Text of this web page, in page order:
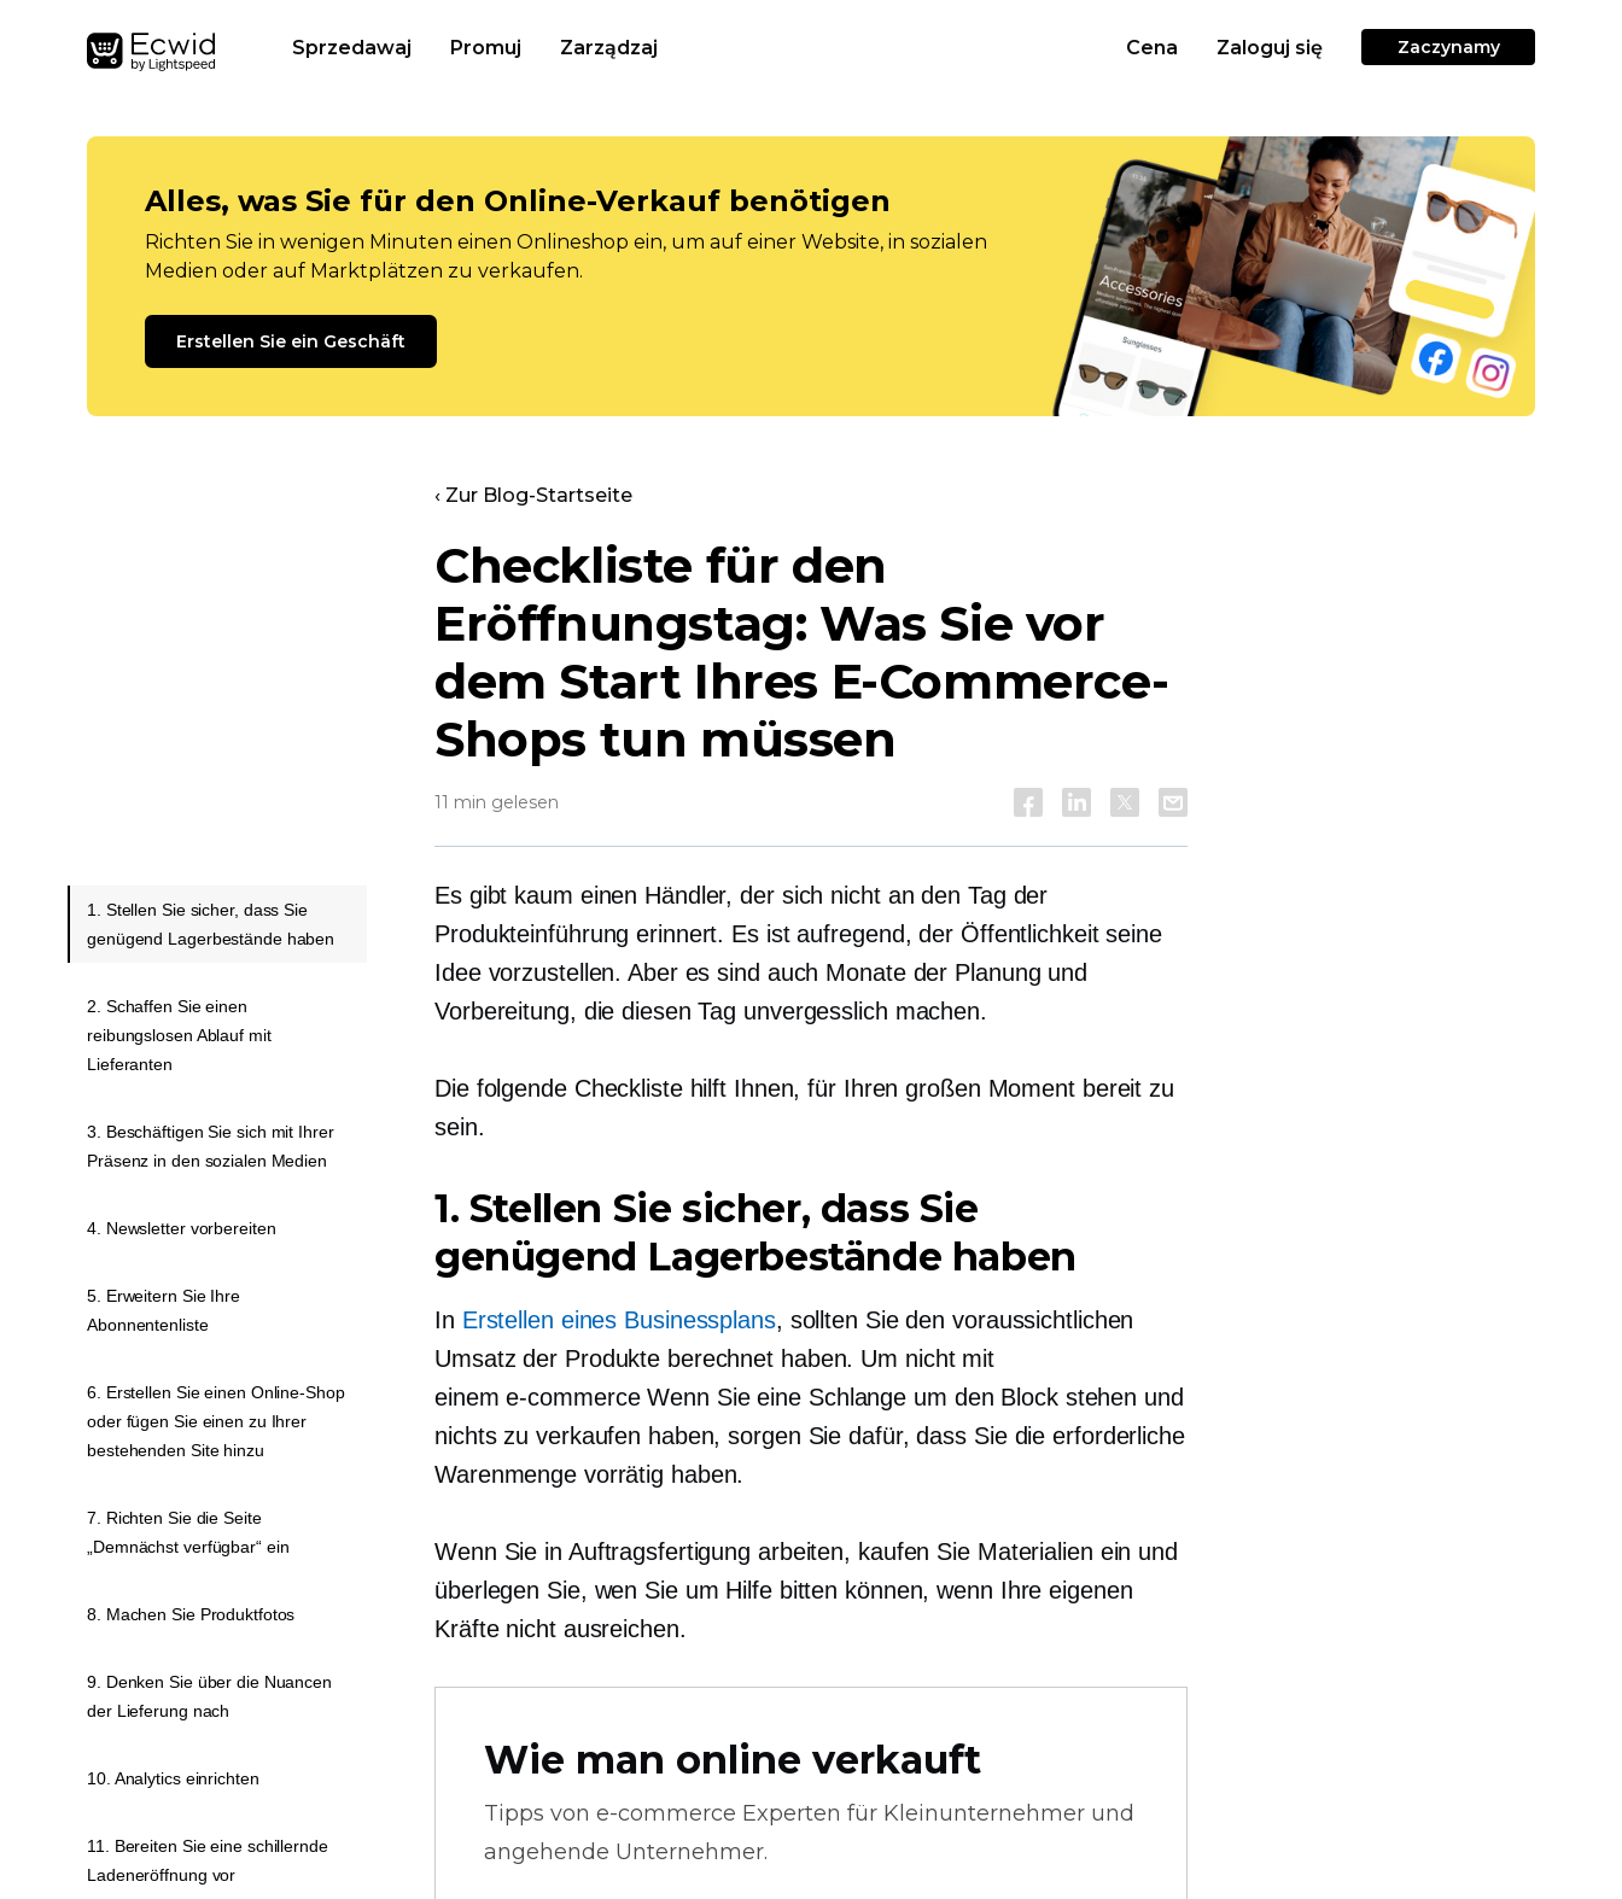
Sprzedawaj Promuj Zarządzaj Cena Zaloguj się Zaczynamy
Alles, was Sie für den Online-Verkauf benötigen
Richten Sie in wenigen Minuten einen Onlineshop ein, um auf einer Website, in sozialen
Medien oder auf Marktplätzen zu verkaufen.
Erstellen Sie ein Geschäft
‹ Zur Blog-Startseite
Checkliste für den
Eröffnungstag: Was Sie vor
dem Start Ihres E-Commerce-
Shops tun müssen
11 min gelesen
Es gibt kaum einen Händler, der sich nicht an den Tag der
Produkteinführung erinnert. Es ist aufregend, der Öffentlichkeit seine
Idee vorzustellen. Aber es sind auch Monate der Planung und
Vorbereitung, die diesen Tag unvergesslich machen.
Die folgende Checkliste hilft Ihnen, für Ihren großen Moment bereit zu
sein.
1. Stellen Sie sicher, dass Sie
genügend Lagerbestände haben
In Erstellen eines Businessplans, sollten Sie den voraussichtlichen
Umsatz der Produkte berechnet haben. Um nicht mit
eineme-commerceWenn Sie eine Schlange um den Block stehen und
nichts zu verkaufen haben, sorgen Sie dafür, dass Sie die erforderliche
Warenmenge vorrätig haben.
Wenn Sie in Auftragsfertigung arbeiten, kaufen Sie Materialien ein und
überlegen Sie, wen Sie um Hilfe bitten können, wenn Ihre eigenen
Kräfte nicht ausreichen.
Wie man online verkauft
Tipps von e-commerce Experten für Kleinunternehmer und
angehende Unternehmer.
1. Stellen Sie sicher, dass Sie
genügend Lagerbestände haben
2. Schaffen Sie einen
reibungslosen Ablauf mit
Lieferanten
3. Beschäftigen Sie sich mit Ihrer
Präsenz in den sozialen Medien
4. Newsletter vorbereiten
5. Erweitern Sie Ihre
Abonnentenliste
6. Erstellen Sie einen Online-Shop
oder fügen Sie einen zu Ihrer
bestehenden Site hinzu
7. Richten Sie die Seite
„Demnächst verfügbar“ ein
8. Machen Sie Produktfotos
9. Denken Sie über die Nuancen
der Lieferung nach
10. Analytics einrichten
11. Bereiten Sie eine schillernde
Ladeneröffnung vor